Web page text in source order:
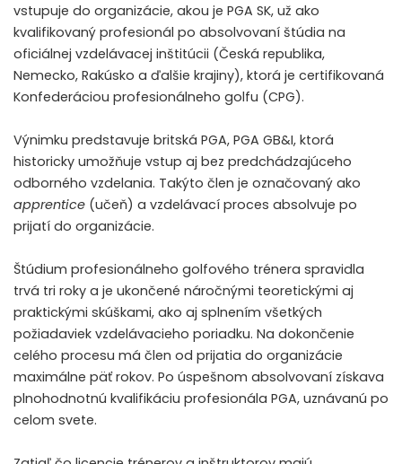
vstupuje do organizácie, akou je PGA SK, už ako
kvalifikovaný profesionál po absolvovaní štúdia na
oficiálnej vzdelávacej inštitúcii (Česká republika,
Nemecko, Rakúsko a ďalšie krajiny), ktorá je certifikovaná
Konfederáciou profesionálneho golfu (CPG).
Výnimku predstavuje britská PGA, PGA GB&I, ktorá
historicky umožňuje vstup aj bez predchádzajúceho
odborného vzdelania. Takýto člen je označovaný ako
apprentice (učeň) a vzdelávací proces absolvuje po
prijatí do organizácie.
Štúdium profesionálneho golfového trénera spravidla
trvá tri roky a je ukončené náročnými teoretickými aj
praktickými skúškami, ako aj splnením všetkých
požiadaviek vzdelávacieho poriadku. Na dokončenie
celého procesu má člen od prijatia do organizácie
maximálne päť rokov. Po úspešnom absolvovaní získava
plnohodnotnú kvalifikáciu profesionála PGA, uznávanú po
celom svete.